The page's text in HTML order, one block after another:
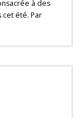
à des
cet été. Par